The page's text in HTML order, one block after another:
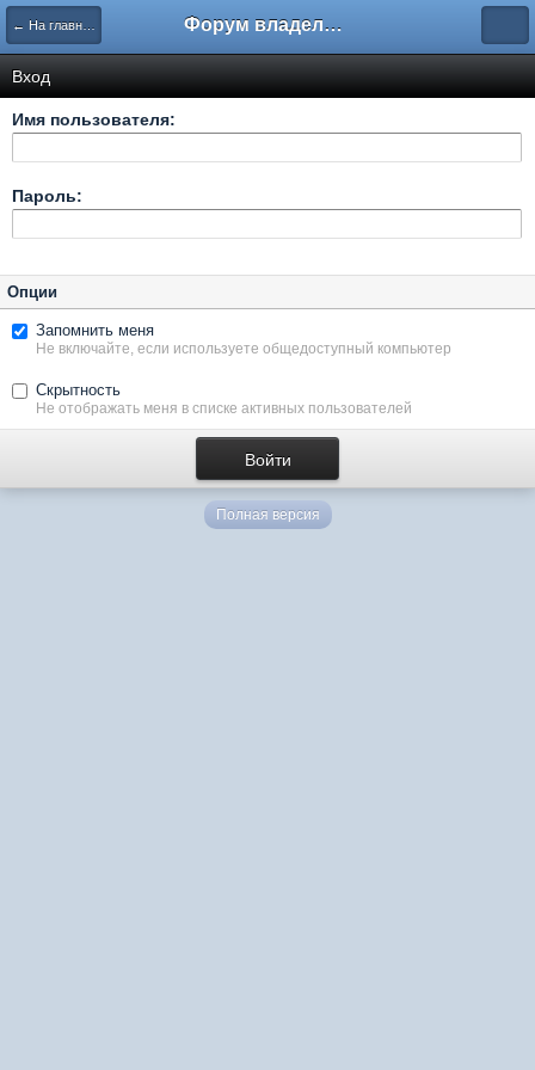
← На главную Форум владельцев интернет-магазинов
Вход
Имя пользователя:
Пароль:
Опции
Запомнить меня
Не включайте, если используете общедоступный компьютер
Скрытность
Не отображать меня в списке активных пользователей
Полная версия